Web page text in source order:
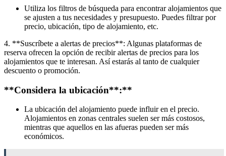
Utiliza los filtros de búsqueda para encontrar alojamientos que
se ajusten a tus necesidades y presupuesto. Puedes filtrar por
precio, ubicación, tipo de alojamiento, etc.
4. **Suscríbete a alertas de precios**: Algunas plataformas de
reserva ofrecen la opción de recibir alertas de precios para los
alojamientos que te interesan. Así estarás al tanto de cualquier
descuento o promoción.
**Considera la ubicación**:**
La ubicación del alojamiento puede influir en el precio.
Alojamientos en zonas centrales suelen ser más costosos,
mientras que aquellos en las afueras pueden ser más
económicos.